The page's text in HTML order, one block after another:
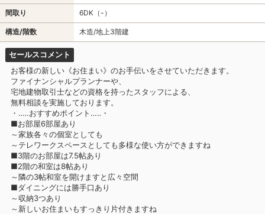
間取り 6DK（-）
構造/階数 木造/地上3階建
セールスコメント
お客様の新しい《お住まい》のお手伝いをさせていただきます。
ファイナンシャルプランナーや、
宅地建物取引士などの資格を持ったスタッフによる、
無料相談を実施しております。
・‥…おすすめポイント…‥・
■お部屋6部屋あり
～家族各々の個室としても
～テレワークスペースとしても多様な使い方ができますね
■3階のお部屋は7.5帖あり
■2階の和室は8帖あり
～隣の3帖和室を開けますと広々空間
■ダイニングには勝手口あり
～収納3つあり
～新しいお住まいもすっきり片付きますね